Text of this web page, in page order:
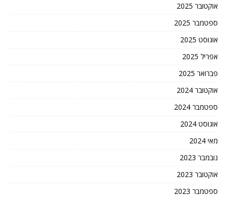
אוקטובר 2025
ספטמבר 2025
אוגוסט 2025
אפריל 2025
פברואר 2025
אוקטובר 2024
ספטמבר 2024
אוגוסט 2024
מאי 2024
נובמבר 2023
אוקטובר 2023
ספטמבר 2023